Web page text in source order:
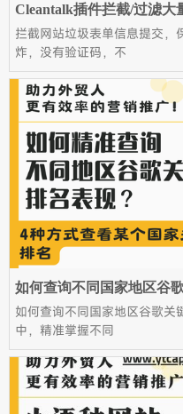
Cleantalk插件拦截/过滤大
拦截网站垃圾表单信息提交，
炸，没有验证码，不
如何查询不同国家地区谷
如何查询不同国家地区谷歌关
中，精准掌握不同